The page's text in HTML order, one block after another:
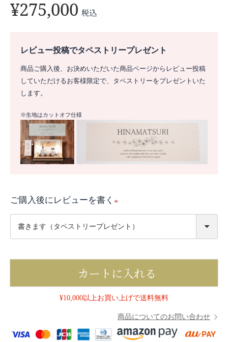
¥275,000 税込
レビュー投稿でタペストリープレゼント
商品ご購入後、お決めいただいた商品ページからレビュー投稿
していただけるお客様限定で、タペストリーをプレゼントいた
します。
※生地はカットオフ仕様
ご購入後にレビューを書く
カートに入れる
¥10,000以上お買い上げで送料無料
商品についてのお問い合わせ